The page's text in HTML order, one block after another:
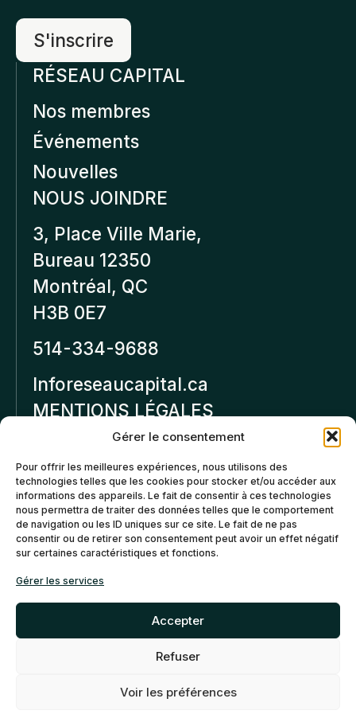
Gérer le consentement
Pour offrir les meilleures expériences, nous utilisons des
technologies telles que les cookies pour stocker et/ou accéder aux
informations des appareils. Le fait de consentir à ces technologies
nous permettra de traiter des données telles que le comportement
de navigation ou les ID uniques sur ce site. Le fait de ne pas
consentir ou de retirer son consentement peut avoir un effet négatif
sur certaines caractéristiques et fonctions.
Gérer les services
Accepter
Refuser
Voir les préférences
RÉSEAU CAPITAL
Nos membres
Événements
Nouvelles
NOUS JOINDRE
3, Place Ville Marie,
Bureau 12350
Montréal, QC
H3B 0E7
514-334-9688
Inforeseaucapital.ca
MENTIONS LÉGALES
Politique de
confidentialité
Politiques d’annulation et
de remboursement
Politique de cookies (CA)
©2026 Réseau Capital. Tous
droits reservés -
My Little
- Agence web